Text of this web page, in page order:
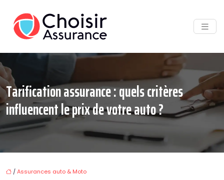
Tarification assurance : quels critères
influencent le prix de votre auto ?
/Assurances auto & Moto